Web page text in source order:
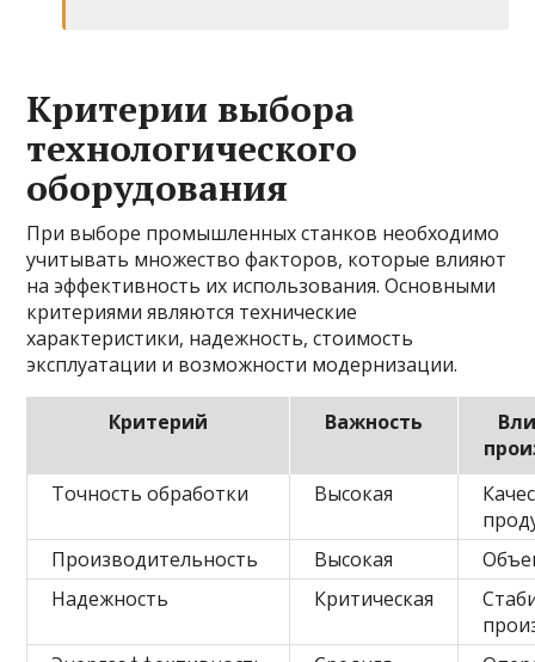
Критерии выбора
технологического
оборудования
При выборе промышленных станков необходимо
учитывать множество факторов, которые влияют
на эффективность их использования. Основными
критериями являются технические
характеристики, надежность, стоимость
эксплуатации и возможности модернизации.
Критерий Важность
Точность обработки
Высокая
Производительность
Высокая
Надежность
Критическая